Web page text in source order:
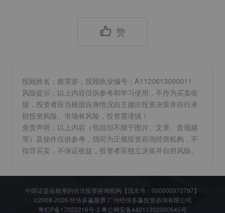
赞
投顾姓名：蔡英姿；投顾执业编号：A1120613090011
风险提示：以上内容仅供参考和学习使用，不作为买卖依
据，投资者应当根据自身情况自主做出投资决策并自行承
担投资风险。市场有风险，投资需谨慎！
免责声明：以上内容（包括但不限于图片、文章、音视频
等）及操作仅供参考，我司为正规投资咨询经营机构，不
指导买卖，不保证收益，投资者应独立决策并自担风险。
中国证监会核准的合法投资咨询机构【流水号：000000073797】
©2008-2026 经传多赢股票 广州经传多赢投资咨询有限公司
粤ICP备17022216号-3 粤公网安备44011302000645号